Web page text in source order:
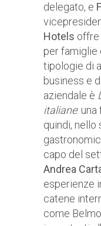
delegato, e
Hotels offre
per famiglie
tipologie di
business e
aziendale è
italiane:
quindi,
capo del
Andrea
esperienze
catene
come